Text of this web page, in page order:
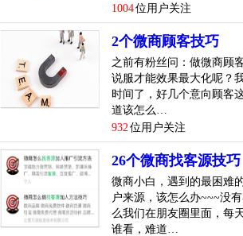
淘宝客小程序的兴起让很多开发者又重
希望，微信预计会有很多用户喜欢这个
作淘宝客小程序呢?以及这个小程序优点
来了解下吧。
怎么制作淘宝客小程序：
1、访问小程序注册账号
2、提供账号名称给微友助手小程序开发
3、根据微友助手客服提示，填写相关资
可。
1004位用户关注
2个微商顾客技巧
之前有粉丝问：做微商顾
说服才能效果最大化呢？
时间了，好几个意向顾客
道该怎么…
932 位用户关注
26个微商找客源技巧
微商小白，遇到的最困难
户来源，该怎么办~~~没
么我们在朋友圈里面，每
谁看，难道…